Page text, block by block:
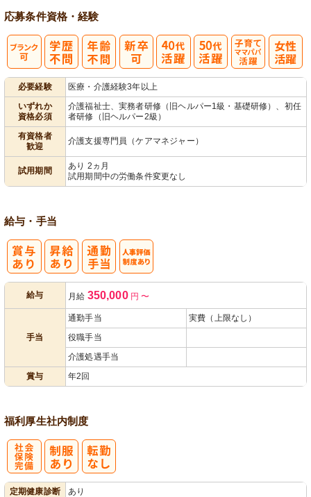
応募条件資格・経験
必要経験
医療・介護経験3年以上
いずれか
資格必須
介護福祉士、実務者研修（旧ヘルパー1級・基礎研修）、初任
者研修（旧ヘルパー2級）
有資格者
歓迎
介護支援専門員（ケアマネジャー）
試用期間
あり 2ヵ月
試用期間中の労働条件変更なし
給与・手当
給与 月給 350,000円〜
手当
通勤手当
実費（上限なし）
役職手当
介護処遇手当
賞与
年2回
福利厚生社内制度
定期健康診断 あり